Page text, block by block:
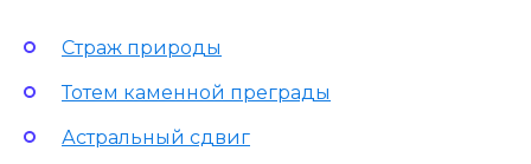
Страж природы
Тотем каменной преграды
Астральный сдвиг